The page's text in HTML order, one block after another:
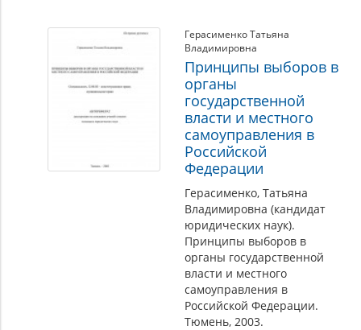
Герасименко Татьяна
Владимировна
Принципы выборов в
органы
государственной
власти и местного
самоуправления в
Российской
Федерации
Герасименко, Татьяна
Владимировна (кандидат
юридических наук).
Принципы выборов в
органы государственной
власти и местного
самоуправления в
Российской Федерации.
Тюмень, 2003.